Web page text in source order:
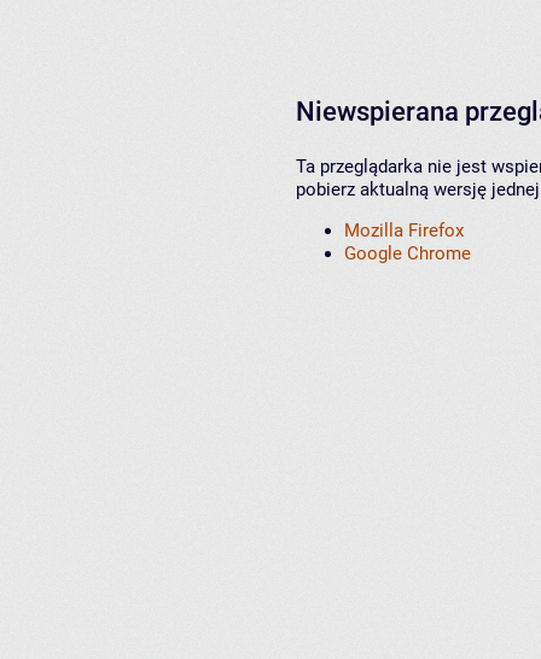
Niewspierana
Ta przeglądarka nie jest
pobierz aktualną wersję
Mozilla Firefox
Google Chrome